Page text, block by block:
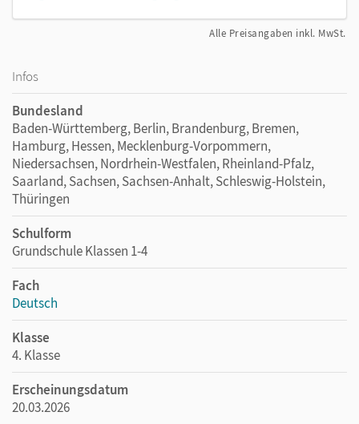
Alle Preisangaben inkl. MwSt.
Infos
Bundesland
Baden-Württemberg, Berlin, Brandenburg, Bremen,
Hamburg, Hessen, Mecklenburg-Vorpommern,
Niedersachsen, Nordrhein-Westfalen, Rheinland-Pfalz,
Saarland, Sachsen, Sachsen-Anhalt, Schleswig-Holstein,
Thüringen
Schulform
Grundschule Klassen 1-4
Fach
Deutsch
Klasse
4. Klasse
Erscheinungsdatum
20.03.2026